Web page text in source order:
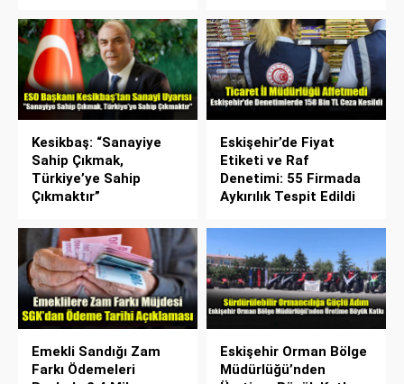
Kesikbaş: “Sanayiye
Sahip Çıkmak,
Türkiye’ye Sahip
Çıkmaktır”
Eskişehir’de Fiyat
Etiketi ve Raf
Denetimi: 55 Firmada
Aykırılık Tespit Edildi
Emekli Sandığı Zam
Farkı Ödemeleri
Eskişehir Orman Bölge
Müdürlüğü’nden